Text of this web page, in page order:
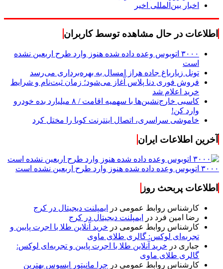
اخبار بین‌المللی اخیر
اطلاعات در حال مشاهده توسط کاربران
۳۰۰۰ اتوبوس وعده داده شده هنوز وارد طرح اربعین نشده
است
تونل زیارباغ جاده هراز امسال به بهره‌برداری می‌رسد
فروش فوری دنا پلاس آغاز می‌شود؛ زمان ثبت‌نام و شرایط
خرید اعلام شد
کاسبی خارج‌نشین‌ها با سهمیه اقامت / ۸ میلیارد بده خودرو
وارد کن!
خاموشی سراسری، اتصال اینترنت کوبا را مختل کرد
آخرین اطلاعات ایران
۳۰۰۰ اتوبوس وعده داده شده هنوز وارد طرح اربعین نشده است
اطلاعات پربحث روز
کارشناس روابط عمومی در
ایمپلنت دیجیتال در کرج
رضا امین فرد در
ایمپلنت دیجیتال در کرج
کارشناس روابط عمومی در خرید آنلاین طلا با اجرت پایین و
تجربه‌ای لوکس: گالری طلای ماوی
جباری در خرید آنلاین طلا با اجرت پایین و تجربه‌ای لوکس:
گالری طلای ماوی
کارشناس روابط عمومی در چرا مانیتور ایسوس بهترین